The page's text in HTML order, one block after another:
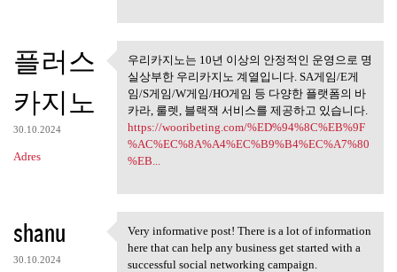
플러스
카지노
30.10.2024
Adres
우리카지노는 10년 이상의 안정적
인 운영으로
우리카지노는 10년 이상의 안정적인 운영으로 명
실상부한 우리카지노 계열입니다. SA게임/E게
임/S게임/W게임/HO게임 등 다양한 플랫폼의 바
카라, 룰렛, 블랙잭 서비스를 제공하고 있습니다.
https://wooribeting.com/%ED%94%8C%EB%9F
%AC%EC%8A%A4%EC%B9%B4%EC%A7%80
%EB...
shanu
30.10.2024
Very informative post! There
Very informative post! There is a lot of information
here that can help any business get started with a
successful social networking campaign.